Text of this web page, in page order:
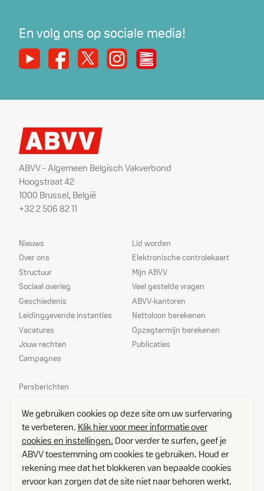
En volg ons op sociale media!
YoutubeFacebook
X InstagramDe Nieuwe Werker
ABVV - Algemeen Belgisch Vakverbond
Hoogstraat 42
1000 Brussel, België
+32 2 506 82 11
Sitemap
Nieuws
Over ons
Structuur
Sociaal overleg
Geschiedenis
Leidinggevende instanties
Vacatures
Jouw rechten
Campagnes
Dienstverlening
Lid worden
Elektronische controlekaart
Mijn ABVV
Veel gestelde vragen
ABVV-kantoren
Nettoloon berekenen
Opzegtermijn berekenen
Publicaties
Prioriteiten
Persberichten
Delegees
Contact
Toegangsplan
Vacatures
Disclaimer
Cookies
We gebruiken cookies op deze site om uw surfervaring
te verbeteren. Klik hier voor meer informatie over
cookies en instellingen. Door verder te surfen, geef je
ABVV toestemming om cookies te gebruiken. Houd er
rekening mee dat het blokkeren van bepaalde cookies
ervoor kan zorgen dat de site niet naar behoren werkt.